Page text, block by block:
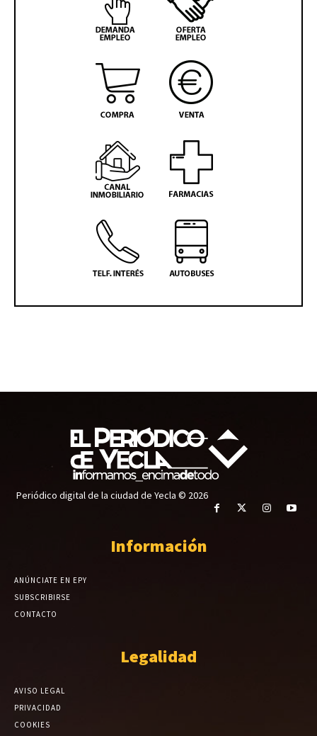
Periódico digital de la ciudad de Yecla © 2026
Información
ANÚNCIATE EN EPY
SUBSCRIBIRSE
CONTACTO
Legalidad
AVISO LEGAL
PRIVACIDAD
COOKIES